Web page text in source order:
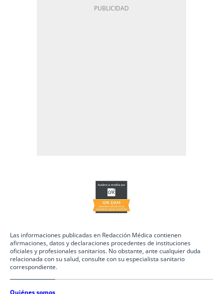
Las informaciones publicadas en Redacción Médica contienen
afirmaciones, datos y declaraciones procedentes de instituciones
oficiales y profesionales sanitarios. No obstante, ante cualquier duda
relacionada con su salud, consulte con su especialista sanitario
correspondiente.